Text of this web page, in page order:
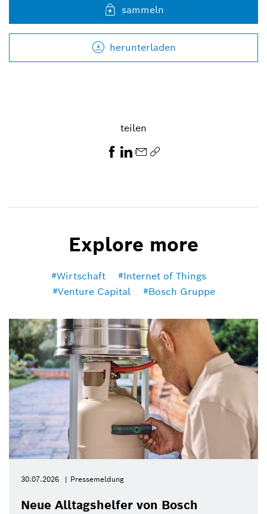
sammeln
herunterladen
teilen
Explore more
Wirtschaft
Internet of Things
Venture Capital
Bosch Gruppe
30.07.2026 Pressemeldung
Neue Alltagshelfer von Bosch